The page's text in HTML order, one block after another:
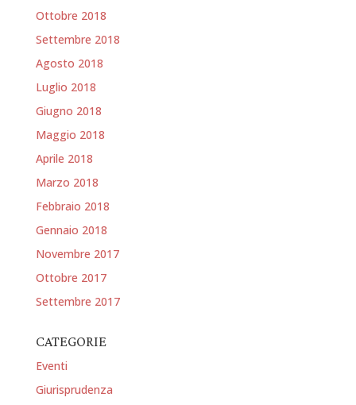
Ottobre 2018
Settembre 2018
Agosto 2018
Luglio 2018
Giugno 2018
Maggio 2018
Aprile 2018
Marzo 2018
Febbraio 2018
Gennaio 2018
Novembre 2017
Ottobre 2017
Settembre 2017
CATEGORIE
Eventi
Giurisprudenza